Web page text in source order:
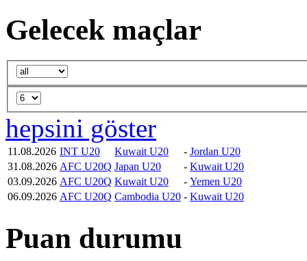
Gelecek maçlar
hepsini göster
11.08.2026 INT U20 Kuwait U20 - Jordan U20
31.08.2026 AFC U20Q Japan U20 - Kuwait U20
03.09.2026 AFC U20Q Kuwait U20 - Yemen U20
06.09.2026 AFC U20Q Cambodia U20 - Kuwait U20
Puan durumu